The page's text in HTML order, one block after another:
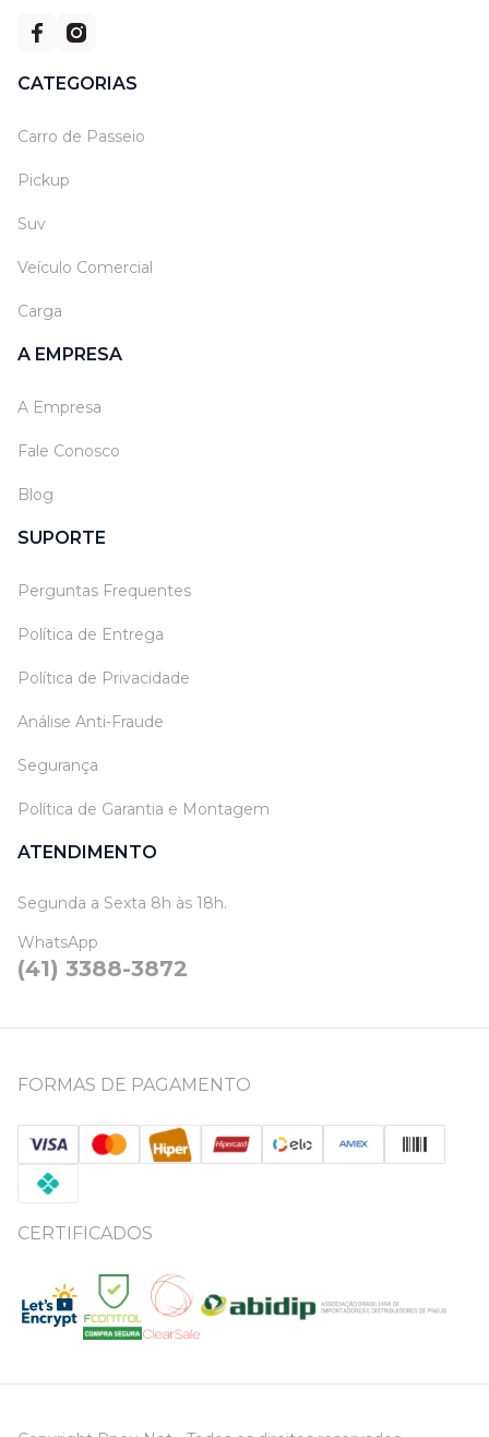
CATEGORIAS
Carro de Passeio
Pickup
Suv
Veículo Comercial
Carga
A EMPRESA
A Empresa
Fale Conosco
Blog
SUPORTE
Perguntas Frequentes
Política de Entrega
Política de Privacidade
Análise Anti-Fraude
Segurança
Política de Garantia e Montagem
ATENDIMENTO
Segunda a Sexta 8h às 18h.
WhatsApp
(41) 3388-3872
FORMAS DE PAGAMENTO
CERTIFICADOS